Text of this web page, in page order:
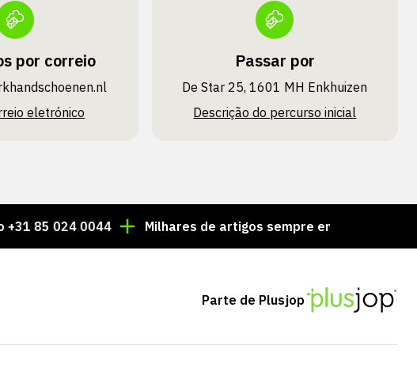
por correio
eletrónico
Passar por
De Star 25, 1601 MH Enkhuizen
Descrição do percurso inicial
0044 Milhares de artigos sempre em stock!
Parte de Plusjop